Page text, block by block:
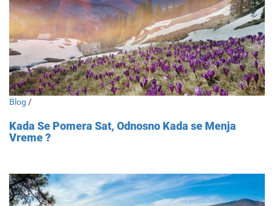
Blog /
Kada Se Pomera Sat, Odnosno Kada se Menja
Vreme ?